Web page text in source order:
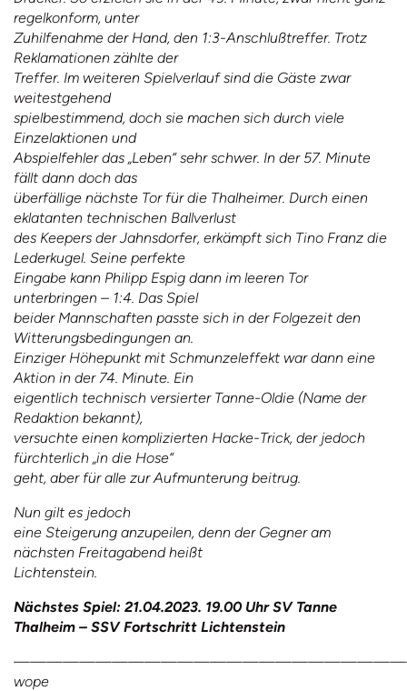
regelkonform, unter
Zuhilfenahme der Hand, den 1:3-Anschlußtreffer. Trotz
Reklamationen zählte der
Treffer. Im weiteren Spielverlauf sind die Gäste zwar
weitestgehend
spielbestimmend, doch sie machen sich durch viele
Einzelaktionen und
Abspielfehler das „Leben“ sehr schwer. In der 57. Minute
fällt dann doch das
überfällige nächste Tor für die Thalheimer. Durch einen
eklatanten technischen Ballverlust
des Keepers der Jahnsdorfer, erkämpft sich Tino Franz die
Lederkugel. Seine perfekte
Eingabe kann Philipp Espig dann im leeren Tor
unterbringen – 1:4. Das Spiel
beider Mannschaften passte sich in der Folgezeit den
Witterungsbedingungen an.
Einziger Höhepunkt mit Schmunzeleffekt war dann eine
Aktion in der 74. Minute. Ein
eigentlich technisch versierter Tanne-Oldie (Name der
Redaktion bekannt),
versuchte einen komplizierten Hacke-Trick, der jedoch
fürchterlich „in die Hose“
geht, aber für alle zur Aufmunterung beitrug.
Nun gilt es jedoch
eine Steigerung anzupeilen, denn der Gegner am
nächsten Freitagabend heißt
Lichtenstein.
Nächstes Spiel: 21.04.2023. 19.00 Uhr SV Tanne
Thalheim – SSV Fortschritt Lichtenstein
wope